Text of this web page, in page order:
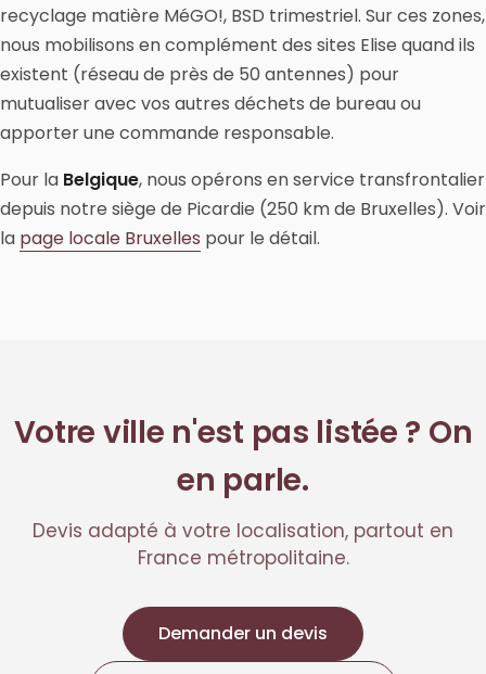
recyclage matière MéGO!, BSD trimestriel. Sur ces zones,
nous mobilisons en complément des sites Elise quand ils
existent (réseau de près de 50 antennes) pour
mutualiser avec vos autres déchets de bureau ou
apporter une commande responsable.
Pour la Belgique, nous opérons en service transfrontalier
depuis notre siège de Picardie (250 km de Bruxelles). Voir
la page locale Bruxelles pour le détail.
Votre ville n'est pas listée ? On
en parle.
Devis adapté à votre localisation, partout en
France métropolitaine.
Demander un devis